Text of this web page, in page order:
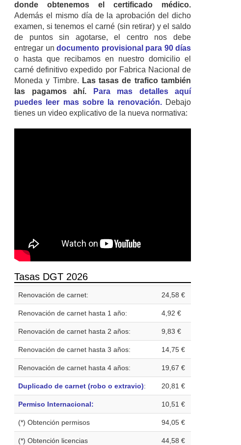
donde obtenemos el certificado médico.
Además el mismo día de la aprobación del dicho
examen, si tenemos el carné (sin retirar) y el saldo
de puntos sin agotarse, el centro nos debe
entregar un documento provisional para 90 días
o hasta que recibamos en nuestro domicilio el
carné definitivo expedido por Fabrica Nacional de
Moneda y Timbre. Las tasas de trafico también
las pagamos ahí.
Para mas detalles aquí
puedes leer mas sobre la renovación.Debajo
tienes un video explicativo de la nueva normativa:
Tasas DGT 2026
Renovación de carnet: 24,58 €
Renovación de carnet hasta 1 año: 4,92 €
Renovación de carnet hasta 2 años: 9,83 €
Renovación de carnet hasta 3 años: 14,75 €
Renovación de carnet hasta 4 años: 19,67 €
Duplicado de carnet (robo o extravio): 20,81 €
Permiso Internacional: 10,51 €
(*) Obtención permisos 94,05 €
(*) Obtención licencias 44,58 €